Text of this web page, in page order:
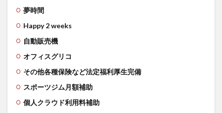
夢時間
Happy 2 weeks
自動販売機
オフィスグリコ
その他各種保険など法定福利厚生完備
スポーツジム月額補助
個人クラウド利用料補助